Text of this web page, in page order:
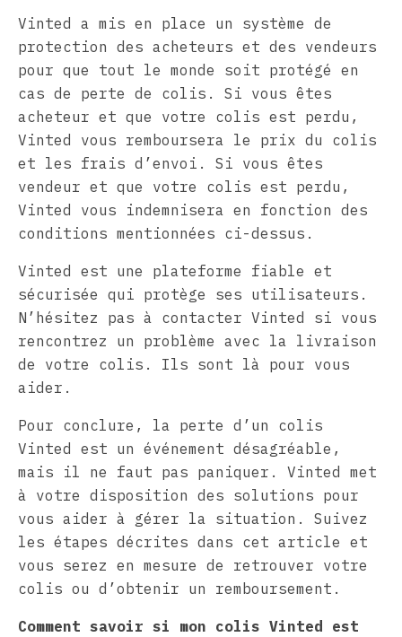
Vinted a mis en place un système de
protection des acheteurs et des vendeurs
pour que tout le monde soit protégé en
cas de perte de colis. Si vous êtes
acheteur et que votre colis est perdu,
Vinted vous remboursera le prix du colis
et les frais d’envoi. Si vous êtes
vendeur et que votre colis est perdu,
Vinted vous indemnisera en fonction des
conditions mentionnées ci-dessus.
Vinted est une plateforme fiable et
sécurisée qui protège ses utilisateurs.
N’hésitez pas à contacter Vinted si vous
rencontrez un problème avec la livraison
de votre colis. Ils sont là pour vous
aider.
Pour conclure, la perte d’un colis
Vinted est un événement désagréable,
mais il ne faut pas paniquer. Vinted met
à votre disposition des solutions pour
vous aider à gérer la situation. Suivez
les étapes décrites dans cet article et
vous serez en mesure de retrouver votre
colis ou d’obtenir un remboursement.
Comment savoir si mon colis Vinted est